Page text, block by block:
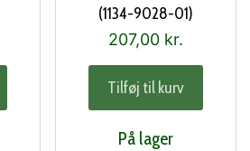
(1134-9028-01)
207,00 kr.
Tilføj til kurv
På lager